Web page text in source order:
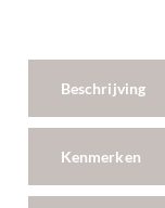
Beschrijving
Kenmerken